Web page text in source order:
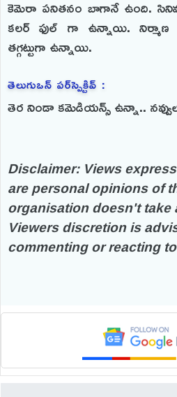
కెమెరా పనితనం బాగానే ఉంది. సినిమా
కలర్ ఫుల్ గా ఉన్నాయి. నిర్మాణ
తగ్గట్టుగా ఉన్నాయి.
తెలుగుఒన్ పర్‌స్పెక్టివ్ :
తెర నిండా కమెడియన్స్ ఉన్నా..
Disclaimer: Views
are personal opinions of
organisation doesn't take
Viewers discretion is
commenting or reacting